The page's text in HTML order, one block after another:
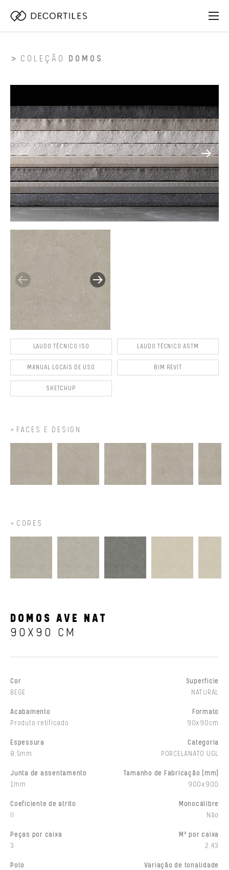
COLEÇÃO DOMOS
LAUDO TÉCNICO ISO LAUDO TÉCNICO ASTM
MANUAL LOCAIS DE USO BIM REVIT
SKETCHUP
FACES E DESIGN
CORES
DOMOS AVE NAT
90X90 CM
Cor
BEGE
Superfície
NATURAL
Acabamento
Produto retificado
Formato
90x90cm
Espessura
8,5mm
Categoria
PORCELANATO UGL
Junta de assentamento
1mm
Tamanho de Fabricação (mm)
900x900
Coeficiente de atrito
Monocálibre
Não
Peças por caixa
3
M² por caixa
2,43
Polo
Variação de tonalidade